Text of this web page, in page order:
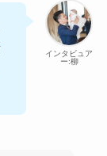
インタビュア
ー:柳